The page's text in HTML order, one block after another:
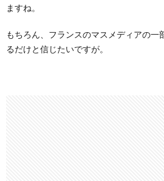
ますね。
もちろん、フランスのマスメディアの一
るだけと信じたいですが。